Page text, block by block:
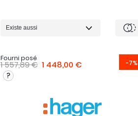
Fourni posé
1 557,89 € 1 448,00 € -7%